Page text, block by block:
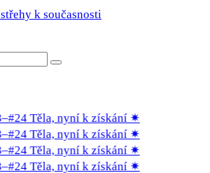
k současnosti
Těla, nyní k získání✷
Těla, nyní k získání✷
Těla, nyní k získání✷
Těla, nyní k získání✷